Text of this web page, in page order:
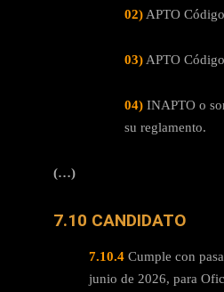
02) APTO
03) APTO
04) INAPTO o
su reglamento.
(…)
7.10 CANDIDATO
7.10.4 Cumple con
junio de 2026, para